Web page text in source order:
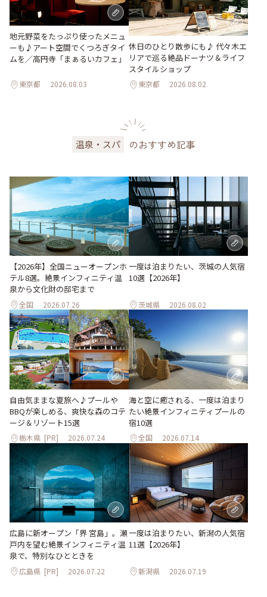
地元野菜をたっぷり使ったメニュ
ーも♪アート空間でくつろぎタイ
ムを／高円寺「まぁるいカフェ」
東京都 2026.08.03
休日のひとり散歩にも♪ 代々木エ
リアで巡る絶品ドーナツ＆ライフ
スタイルショップ
東京都 2026.08.02
温泉・スパ のおすすめ記事
【2026年】全国ニューオープンホ
テル8選。絶景インフィニティ温
泉から文化財の邸宅まで
全国 2026.07.26
一度は泊まりたい、茨城の人気宿
10選【2026年】
茨城県 2026.08.02
自由気ままな夏旅へ♪プールや
BBQが楽しめる、爽快な森のコテ
ージ＆リゾート15選
栃木県 [PR] 2026.07.24
海と空に癒される、一度は泊まり
たい絶景インフィニティプールの
宿10選
全国 2026.07.14
広島に新オープン「界 宮島」。瀬
戸内を望む絶景インフィニティ温
泉で、特別なひとときを
広島県 [PR] 2026.07.22
一度は泊まりたい、新潟の人気宿
11選【2026年】
新潟県 2026.07.19